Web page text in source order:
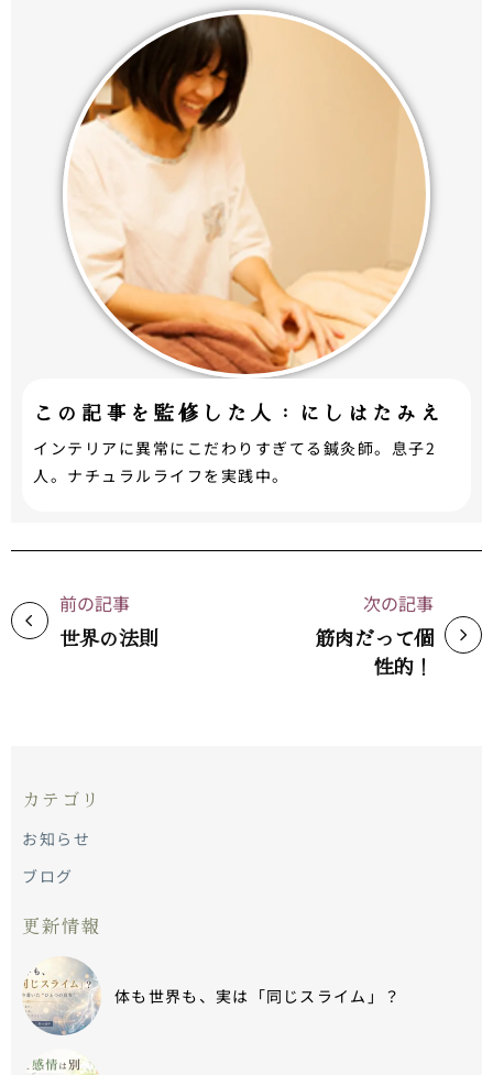
この記事を監修した人：にしはたみえ
インテリアに異常にこだわりすぎてる鍼灸師。息子2
人。ナチュラルライフを実践中。
前の記事
世界の法則
次の記事
筋肉だって個
性的！
カテゴリ
お知らせ
ブログ
更新情報
体も世界も、実は「同じスライム」？